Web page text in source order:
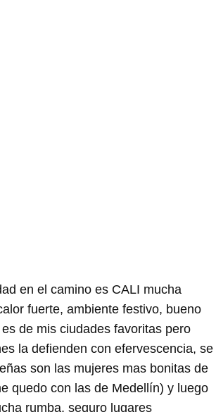
en el camino es CALI mucha
fuerte, ambiente festivo, bueno
de mis ciudades favoritas pero
la defienden con efervescencia, se
son las mujeres mas bonitas de
quedo con las de Medellín) y luego
rumba, seguro lugares